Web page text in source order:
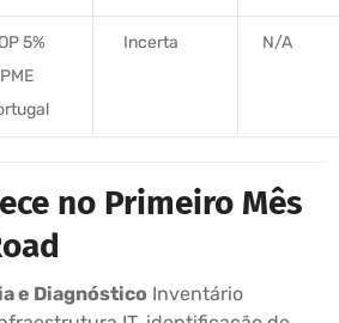
5%
PME
Incerta N/A
no Primeiro Mês
e Diagnóstico Inventário